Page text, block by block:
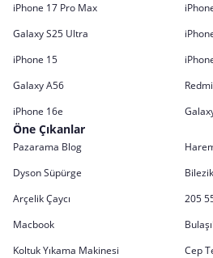
iPhone 17 Pro Max
Galaxy S25 Ultra
iPhone 15
Galaxy A56
iPhone 16e
Öne Çıkanlar
Pazarama Blog
Dyson Süpürge
Arçelik Çaycı
205
Macbook
Koltuk Yıkama Makinesi
Cep